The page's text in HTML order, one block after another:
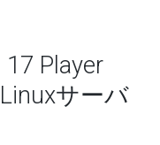
Player
サーバ